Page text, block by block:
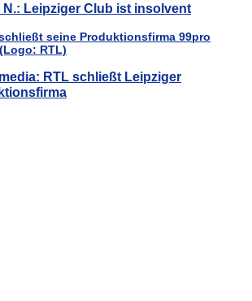
Leipziger Club ist insolvent
RTL schließt Leipziger